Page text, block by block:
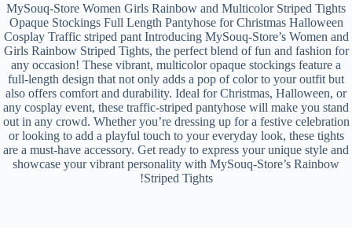
MySouq-Store Women Girls Rainbow and Multicolor Striped Tights
Opaque Stockings Full Length Pantyhose for Christmas Halloween
Cosplay Traffic striped pant Introducing MySouq-Store’s Women and
Girls Rainbow Striped Tights, the perfect blend of fun and fashion for
any occasion! These vibrant, multicolor opaque stockings feature a
full-length design that not only adds a pop of color to your outfit but
also offers comfort and durability. Ideal for Christmas, Halloween, or
any cosplay event, these traffic-striped pantyhose will make you stand
out in any crowd. Whether you’re dressing up for a festive celebration
or looking to add a playful touch to your everyday look, these tights
are a must-have accessory. Get ready to express your unique style and
showcase your vibrant personality with MySouq-Store’s Rainbow
Striped Tights!